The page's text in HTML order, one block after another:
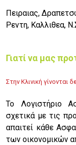
Πειραιας,
Ρεντη, Καλλιθεα,
Γιατί να μας
Στην Κλινική γίνονται
Το Λογιστήριο
σχετικά με τις
απαιτεί κάθε
των οικονομικών